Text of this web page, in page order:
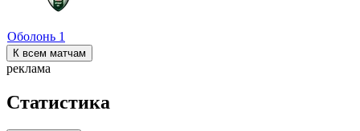
Оболонь 1
К всем матчам
реклама
Статистика